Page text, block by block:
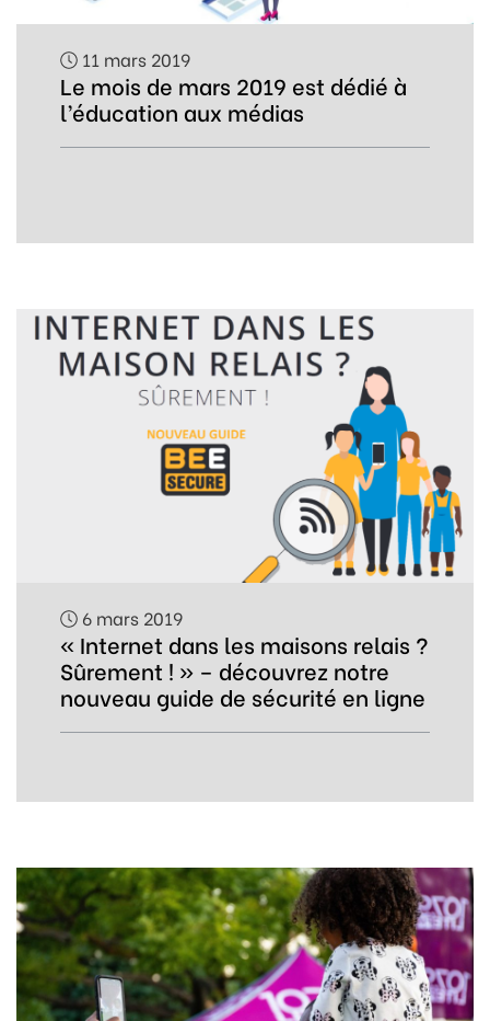
11 mars 2019
Le mois de mars 2019 est dédié à
l’éducation aux médias
6 mars 2019
« Internet dans les maisons relais ?
Sûrement ! » – découvrez notre
nouveau guide de sécurité en ligne